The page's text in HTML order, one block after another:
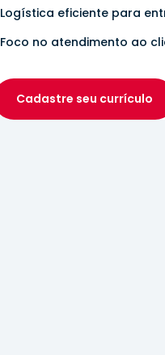
Logística eficiente para
Foco no atendimento ao
Cadastre seu currículo